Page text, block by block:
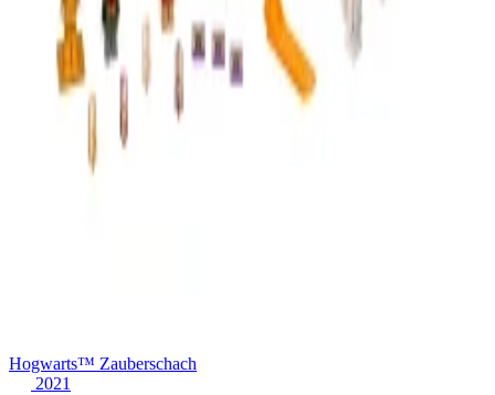
Hogwarts™ Zauberschach
2021